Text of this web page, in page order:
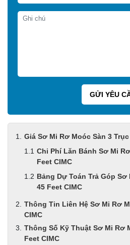
Giá Sơ Mi Rơ Moóc Sàn 3
Chi Phí Lăn Bánh Sơ Mi
Feet CIMC
Bảng Dự Toán Trả Góp
45 Feet CIMC
Thông Tin Liên Hệ Sơ Mi Rơ
CIMC
Thông Số Kỹ Thuật Sơ Mi Rơ
Feet CIMC